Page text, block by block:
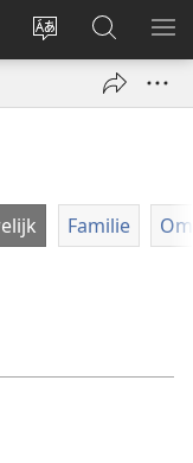
Taal
wijzigen
Inloggen
(opent
Zoeken
op
JW.ORG
Familie